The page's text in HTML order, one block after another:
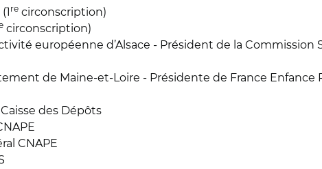
re circonscription)
circonscription)
européenne d’Alsace - Président de la Commission
de Maine-et-Loire - Présidente de France Enfance
des Dépôts
CNAPE